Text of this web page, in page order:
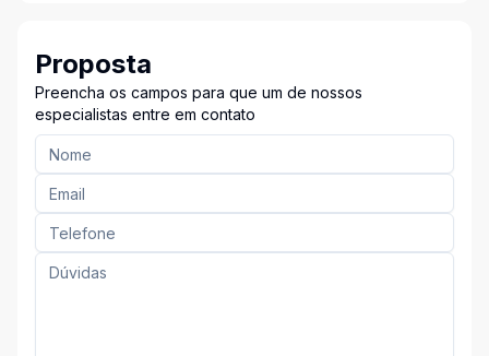
Proposta
Preencha os campos para que um de nossos
especialistas entre em contato